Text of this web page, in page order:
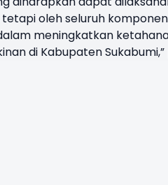
tetapi oleh seluruh
meningkatkan
di Kabupaten